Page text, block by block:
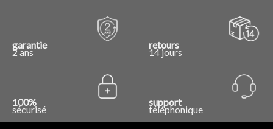
garantie
2 ans
retours
14 jours
100%
sécurisé
support
téléphonique